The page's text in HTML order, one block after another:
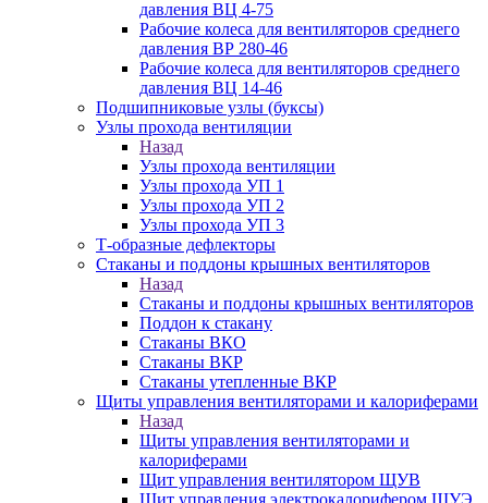
давления ВЦ 4-75
Рабочие колеса для вентиляторов среднего
давления ВР 280-46
Рабочие колеса для вентиляторов среднего
давления ВЦ 14-46
Подшипниковые узлы (буксы)
Узлы прохода вентиляции
Назад
Узлы прохода вентиляции
Узлы прохода УП 1
Узлы прохода УП 2
Узлы прохода УП 3
Т-образные дефлекторы
Стаканы и поддоны крышных вентиляторов
Назад
Стаканы и поддоны крышных вентиляторов
Поддон к стакану
Стаканы ВКО
Стаканы ВКР
Стаканы утепленные ВКР
Щиты управления вентиляторами и калориферами
Назад
Щиты управления вентиляторами и
калориферами
Щит управления вентилятором ЩУВ
Щит управления электрокалорифером ЩУЭ